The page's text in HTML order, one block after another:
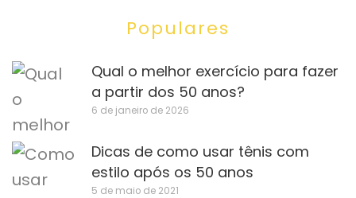
Populares
Qual o melhor exercício para fazer
a partir dos 50 anos?
6 de janeiro de 2026
Dicas de como usar tênis com
estilo após os 50 anos
5 de maio de 2021